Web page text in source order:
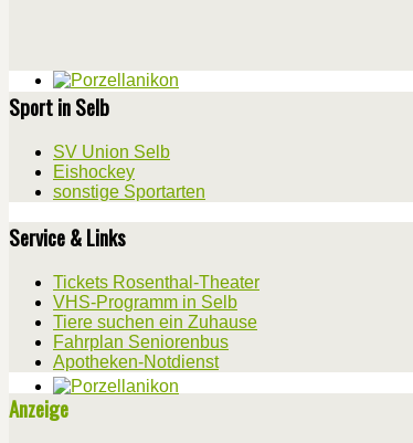
Sport in Selb
SV Union Selb
Eishockey
sonstige Sportarten
Service & Links
Tickets Rosenthal-Theater
VHS-Programm in Selb
Tiere suchen ein Zuhause
Fahrplan Seniorenbus
Apotheken-Notdienst
Anzeige